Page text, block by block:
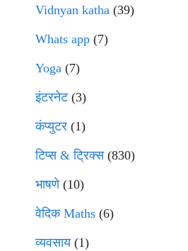
Vidnyan katha (39)
Whats app (7)
Yoga (7)
इंटरनेट(3)
कंप्युटर (1)
टिप्स & ट्रिक्स(830)
भाषणे(10)
वेदिक Maths (6)
व्यवसाय(1)